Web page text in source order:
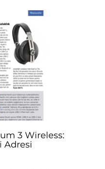
3 Wireless:
Adresi